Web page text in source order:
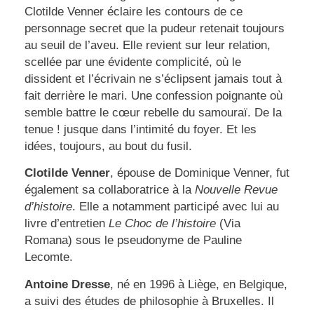
Clotilde Venner éclaire les contours de ce
personnage secret que la pudeur retenait toujours
au seuil de l’aveu. Elle revient sur leur relation,
scellée par une évidente complicité, où le
dissident et l’écrivain ne s’éclipsent jamais tout à
fait derrière le mari. Une confession poignante où
semble battre le cœur rebelle du samouraï. De la
tenue ! jusque dans l’intimité du foyer. Et les
idées, toujours, au bout du fusil.
Clotilde Venner, épouse de Dominique Venner, fut
également sa collaboratrice à la Nouvelle Revue
d’histoire. Elle a notamment participé avec lui au
livre d’entretien Le Choc de l’histoire (Via
Romana) sous le pseudonyme de Pauline
Lecomte.
Antoine Dresse, né en 1996 à Liège, en Belgique,
a suivi des études de philosophie à Bruxelles. Il